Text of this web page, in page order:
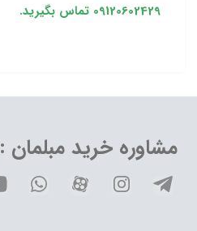
09120602429 تماس بگیرید.
مشاوره خرید مبلمان : 09120602429